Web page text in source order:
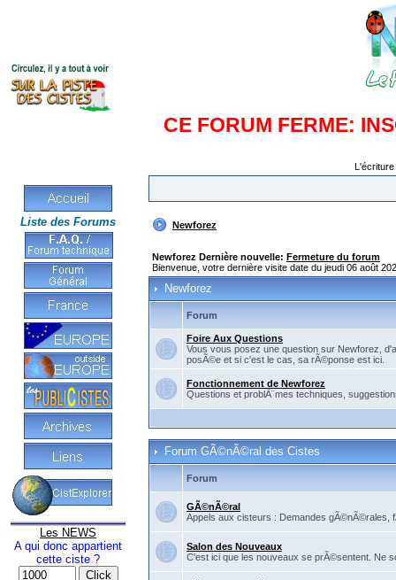
CE FORUM FERME:
Liste des Forums
Les NEWS
A qui donc appartient
cette ciste ?
Newforez
Newforez Dernière nouvelle: Fermeture du forum
Bienvenue, votre dernière visite date du jeudi 06 août
Newforez
Forum
Foire Aux Questions
Vous vous posez une question sur Newforez,
posÃ©e et si c'est le cas, sa rÃ©ponse est ici.
Fonctionnement de Newforez
Questions et problÃ¨mes techniques,
Forum GÃ©nÃ©ral des Cistes
Forum
GÃ©nÃ©ral
Appels aux cisteurs : Demandes gÃ©nÃ©rales,
Salon des Nouveaux
C'est ici que les nouveaux se prÃ©sentent. Ne